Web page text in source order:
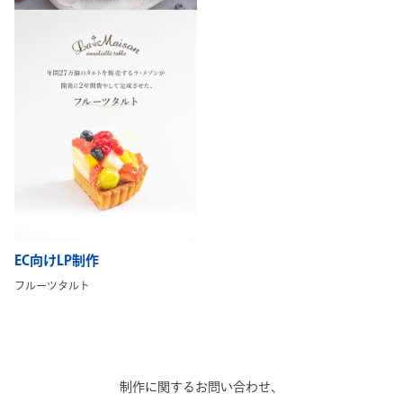
EC向けLP制作
フルーツタルト
制作に関するお問い合わせ、